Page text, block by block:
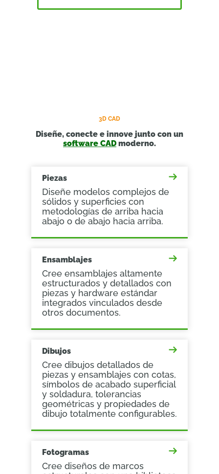
3D CAD
Diseñe, conecte e innove junto con un
software CAD moderno.
Piezas
Diseñe modelos complejos de
sólidos y superficies con
metodologías de arriba hacia
abajo o de abajo hacia arriba.
Ensamblajes
Cree ensamblajes altamente
estructurados y detallados con
piezas y hardware estándar
integrados vinculados desde
otros documentos.
Dibujos
Cree dibujos detallados de
piezas y ensamblajes con cotas,
símbolos de acabado superficial
y soldadura, tolerancias
geométricas y propiedades de
dibujo totalmente configurables.
Fotogramas
Cree diseños de marcos